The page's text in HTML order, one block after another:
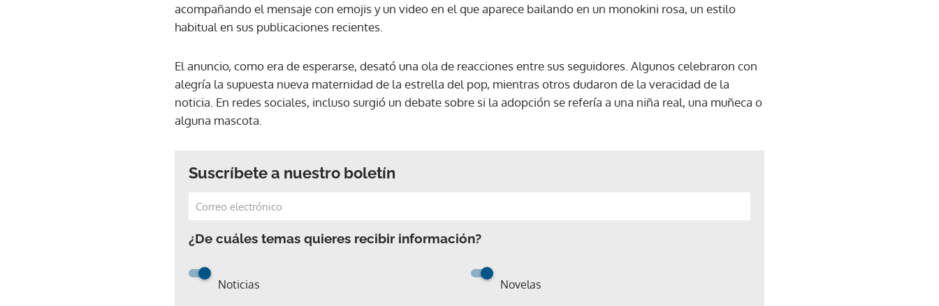
acompañando el mensaje con emojis y un video en el que aparece bailando en un monokini rosa, un estilo
habitual en sus publicaciones recientes.
El anuncio, como era de esperarse, desató una ola de reacciones entre sus seguidores. Algunos celebraron con
alegría la supuesta nueva maternidad de la estrella del pop, mientras otros dudaron de la veracidad de la
noticia. En redes sociales, incluso surgió un debate sobre si la adopción se refería a una niña real, una muñeca o
alguna mascota.
Suscríbete a nuestro boletín
¿De cuáles temas quieres recibir información?
Noticias Novelas